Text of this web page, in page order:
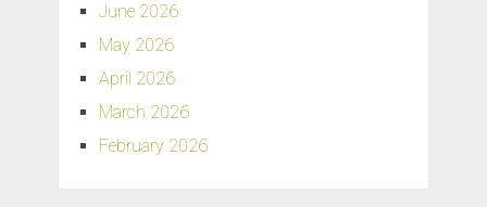
June 2026
May 2026
April 2026
March 2026
February 2026